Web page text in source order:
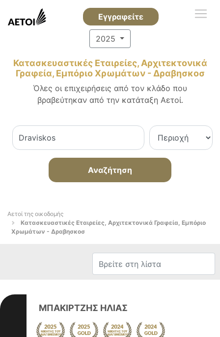
Εγγραφείτε
2025
Κατασκευαστικές Εταιρείες, Αρχιτεκτονικά
Γραφεία, Εμπόριο Χρωμάτων - Δραβησκοσ
Όλες οι επιχειρήσεις από τον κλάδο που
βραβεύτηκαν από την κατάταξη Αετοί.
Αναζήτηση
Αετοί της οικοδομής
Κατασκευαστικές Εταιρείες, Αρχιτεκτονικά Γραφεία, Εμπόριο
Χρωμάτων - Δραβησκοσ
ΜΠΑΚΙΡΤΖΗΣ ΗΛΙΑΣ